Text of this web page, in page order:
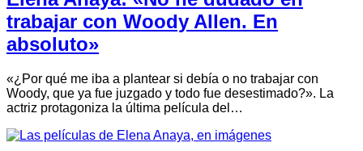
trabajar con Woody Allen. En
absoluto»
«¿Por qué me iba a plantear si debía o no trabajar con
Woody, que ya fue juzgado y todo fue desestimado?». La
actriz protagoniza la última película del…